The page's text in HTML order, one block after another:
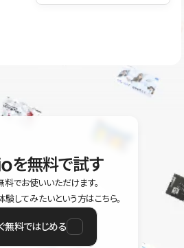
できるコミュニティもご利用ください。
を無料で試す
でお使いいただけます。
してみたいという方はこちら。
無料ではじめる